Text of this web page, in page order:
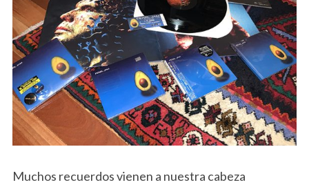
Muchos recuerdos vienen a nuestra cabeza